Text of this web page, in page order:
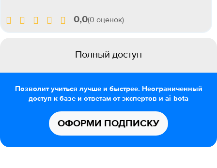
0,0(0 оценок)
Полный доступ
Позволит учиться лучше и быстрее. Неограниченный
доступ к базе и ответам от экспертов и ai-bota
ОФОРМИ ПОДПИСКУ